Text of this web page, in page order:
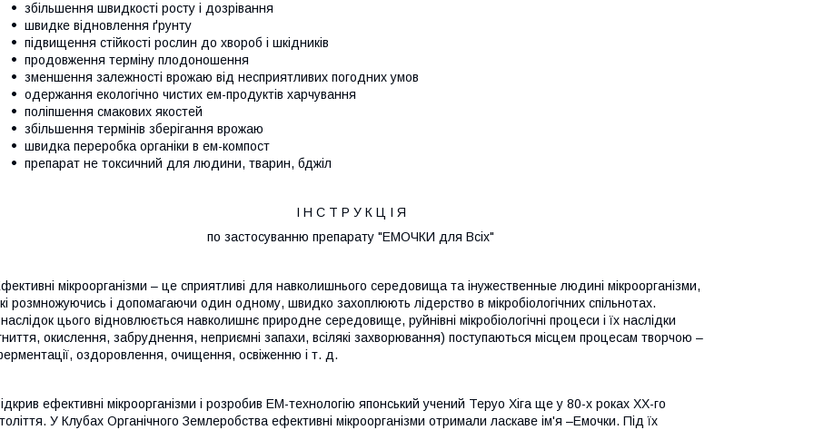
збільшення швидкості росту і дозрівання
швидке відновлення ґрунту
підвищення стійкості рослин до хвороб і шкідників
продовження терміну плодоношення
зменшення залежності врожаю від несприятливих погодних умов
одержання екологічно чистих ем-продуктів харчування
поліпшення смакових якостей
збільшення термінів зберігання врожаю
швидка переробка органіки в ем-компост
препарат не токсичний для людини, тварин, бджіл
І Н С Т Р У К Ц І Я
по застосуванню препарату "ЕМОЧКИ для Всіх"
мікроорганізми – це сприятливі для навколишнього середовища таінужественные людині мікроорганізми,
розмножуючись і допомагаючи один одному, швидко захоплюють лідерство в мікробіологічних спільнотах.
цього відновлюється навколишнє природне середовище, руйнівні мікробіологічні процеси і їх наслідки
окислення, забруднення, неприємні запахи, всілякі захворювання) поступаються місцем процесам творчою –
оздоровлення, очищення, освіженню і т. д.
ефективні мікроорганізми і розробив ЕМ-технологію японський учений Теруо Хіга ще у 80-х роках ХХ-го
У Клубах Органічного Землеробства ефективні мікроорганізми отримали ласкаве ім'я –Емочки. Під їх